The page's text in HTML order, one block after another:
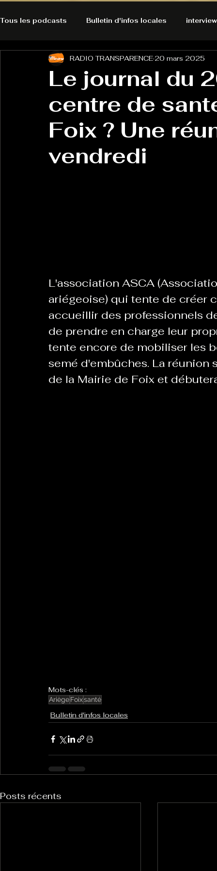
Tous les podcasts Bulletin d'infos locales
A l'Ecoute de la Peau Alternatives Ecologiques
Bonnes résolutions de
Du pain et des parpaings GOOD VIBES
Les Transversales Politique del païs Pour
Sabarat Astro Tout Feu Tout Femmes
Le journal du
centre de
Foix ? Une
vendredi
RADIO TRANSPARENCE 20 mars 2025
L'association ASCA
ariégeoise) qui tente de créer
accueillir des professionnels
de prendre en charge leur
tente encore de mobiliser les
semé d'embûches. La réunion
de la Mairie de Foix et
Mots-clés :
AriègeFoixsanté
Bulletin d'infos locales
Posts récents